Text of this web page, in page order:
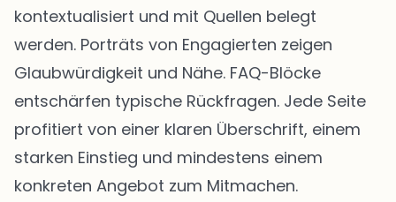
kontextualisiert und mit Quellen belegt
werden. Porträts von Engagierten zeigen
Glaubwürdigkeit und Nähe. FAQ-Blöcke
entschärfen typische Rückfragen. Jede Seite
profitiert von einer klaren Überschrift, einem
starken Einstieg und mindestens einem
konkreten Angebot zum Mitmachen.